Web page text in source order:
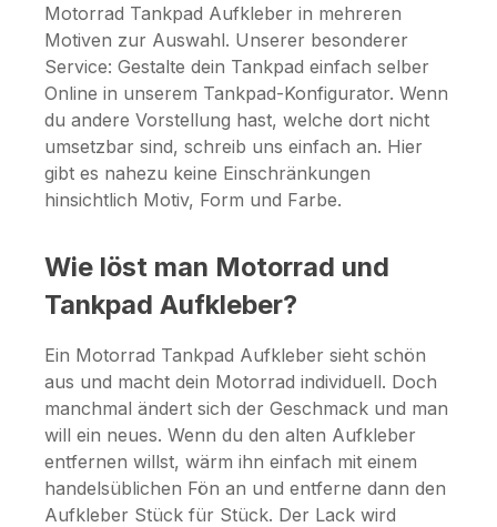
Motorrad Tankpad Aufkleber in mehreren
Motiven zur Auswahl. Unserer besonderer
Service: Gestalte dein Tankpad einfach selber
Online in unserem Tankpad-Konfigurator. Wenn
du andere Vorstellung hast, welche dort nicht
umsetzbar sind, schreib uns einfach an. Hier
gibt es nahezu keine Einschränkungen
hinsichtlich Motiv, Form und Farbe.
Wie löst man Motorrad und
Tankpad Aufkleber?
Ein Motorrad Tankpad Aufkleber sieht schön
aus und macht dein Motorrad individuell. Doch
manchmal ändert sich der Geschmack und man
will ein neues. Wenn du den alten Aufkleber
entfernen willst, wärm ihn einfach mit einem
handelsüblichen Fön an und entferne dann den
Aufkleber Stück für Stück. Der Lack wird